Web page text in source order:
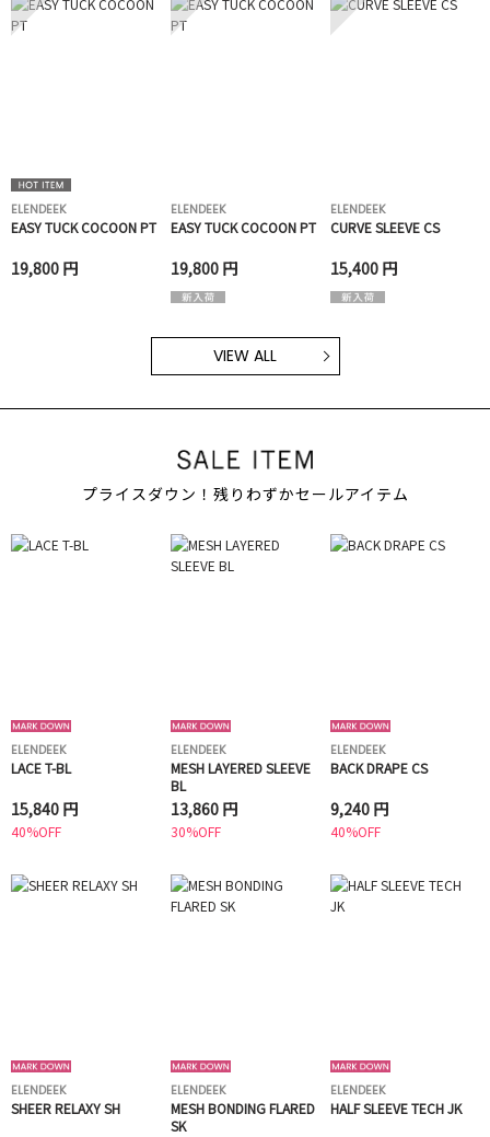
ELENDEEK
EASY TUCK COCOON PT
19,800 円
ELENDEEK
EASY TUCK COCOON PT
19,800 円
ELENDEEK
CURVE SLEEVE CS
15,400 円
VIEW ALL
プライスダウン！残りわずかセールアイテム
ELENDEEK
LACE T-BL
15,840 円
40%OFF
ELENDEEK
MESH LAYERED SLEEVE
BL
13,860 円
30%OFF
ELENDEEK
BACK DRAPE CS
9,240 円
40%OFF
ELENDEEK
SHEER RELAXY SH
ELENDEEK
MESH BONDING FLARED
SK
ELENDEEK
HALF SLEEVE TECH JK